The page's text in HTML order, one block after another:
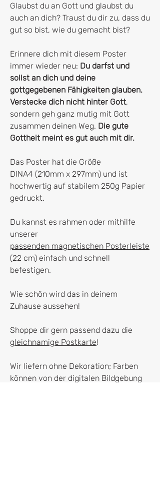
Glaubst du an Gott und glaubst du
auch an dich? Traust du dir zu, dass du
gut so bist, wie du gemacht bist?
Erinnere dich mit diesem Poster
immer wieder neu: Du darfst und
sollst an dich und deine
gottgegebenen Fähigkeiten glauben.
Verstecke dich nicht hinter Gott,
sondern geh ganz mutig mit Gott
zusammen deinen Weg. Die gute
Gottheit meint es gut auch mit dir.
Das Poster hat die Größe
DINA4 (210mm x 297mm) und ist
hochwertig auf stabilem 250g Papier
gedruckt.
Du kannst es rahmen oder mithilfe
unserer
passenden magnetischen Posterleiste
(22 cm) einfach und schnell
befestigen.
Wie schön wird das in deinem
Zuhause aussehen!
Shoppe dir gern passend dazu die
gleichnamige Postkarte!
Wir liefern ohne Dekoration; Farben
können von der digitalen Bildgebung